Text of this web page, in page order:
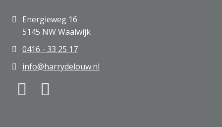
Energieweg 16
5145 NW Waalwijk
0416 - 33 25 17
info@harrydelouw.nl